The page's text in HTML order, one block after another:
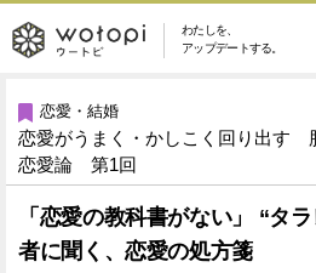
わたしを、
アップデートする。
wotopi
-
ウ
ー
メ
ニ
ュ
ー
恋愛・結婚
美容・コスメ
健康
恋愛・結婚
恋愛がうまく・かしこく回り出す
恋愛論 第1回
「恋愛の教科書がない」 “タ
者に聞く、恋愛の処方箋